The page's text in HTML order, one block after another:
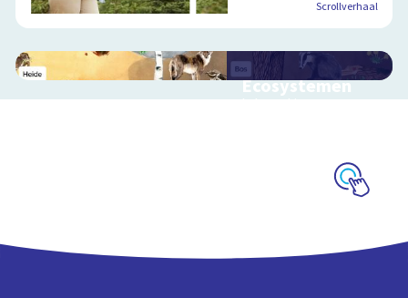
Scrollverhaal
Ecosystemen
Interactieve